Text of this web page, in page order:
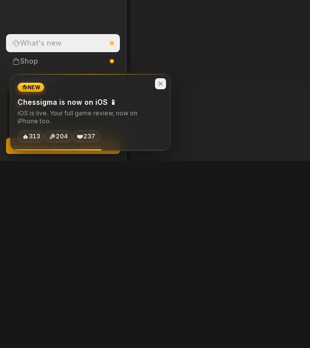
What's new
Shop
0
Sign in
NEW
Chessigma is now on iOS 📱
iOS is live. Your full game review, now on
iPhone too.
🔥 313 🎉204 ❤️237